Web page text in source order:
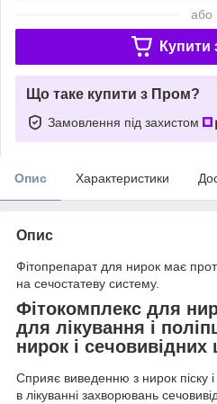
або
Купити
Що таке купити з Пром?
Замовлення під захистом
Опис Характеристики
Опис
Фітопрепарат для нирок має
на сечостатеву систему.
Фітокомплекс для
для лікування і
нирок і сечовивідних
Сприяє виведенню з нирок піску
в лікуванні захворювань